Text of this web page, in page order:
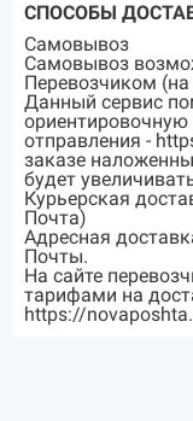
СПОСОБЫ
Самовывоз
Самовывоз
Перевозчиком
Данный сервис
отправления -
заказе
будет
Курьерская
Почта)
Адресная
Почты.
На сайте
тарифами на
https://